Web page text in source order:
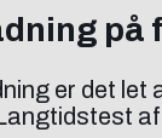
på
er det let
af